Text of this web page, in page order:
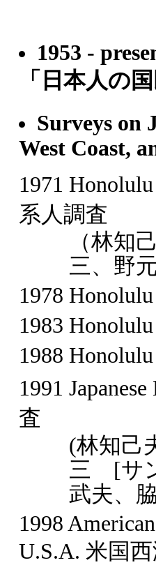
1953 -
「日本人の
Surveys on
West Coast,
1971
系人調査
（林知
三、野
1978
1983
1988
1991
査
(林知己
三 [サ
武夫、
1998
U.S.A. 米国